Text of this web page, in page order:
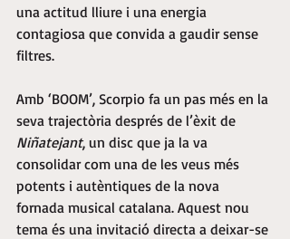
una actitud lliure i una energia
contagiosa que convida a gaudir sense
filtres.
Amb ‘BOOM’, Scorpio fa un pas més en la
seva trajectòria després de l’èxit de
Niñatejant, un disc que ja la va
consolidar com una de les veus més
potents i autèntiques de la nova
fornada musical catalana. Aquest nou
tema és una invitació directa a deixar-se